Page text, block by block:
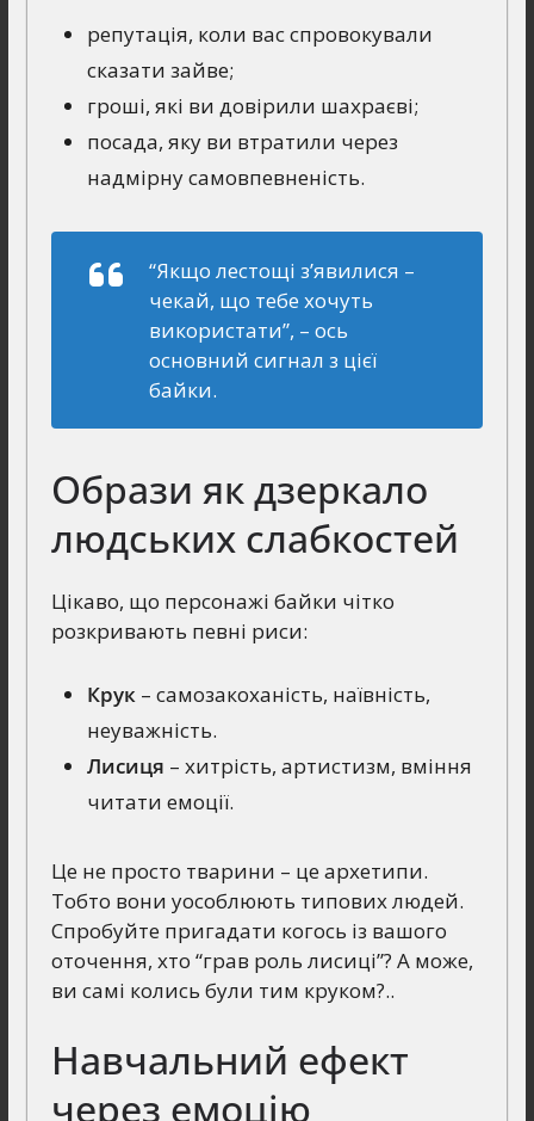
репутація, коли вас спровокували
сказати зайве;
гроші, які ви довірили шахраєві;
посада, яку ви втратили через
надмірну самовпевненість.
“Якщо лестощі з’явилися –
чекай, що тебе хочуть
використати”, – ось
основний сигнал з цієї
байки.
Образи як дзеркало
людських слабкостей
Цікаво, що персонажі байки чітко
розкривають певні риси:
Крук– самозакоханість, наївність,
неуважність.
Лисиця – хитрість, артистизм, вміння
читати емоції.
Це не просто тварини – це архетипи.
Тобто вони уособлюють типових людей.
Спробуйте пригадати когось із вашого
оточення, хто “грав роль лисиці”? А може,
ви самі колись були тим круком?..
Навчальний ефект
через емоцію